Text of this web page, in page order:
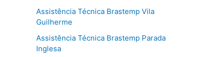
Assistência Técnica Brastemp Vila
Guilherme
Assistência Técnica Brastemp Parada
Inglesa